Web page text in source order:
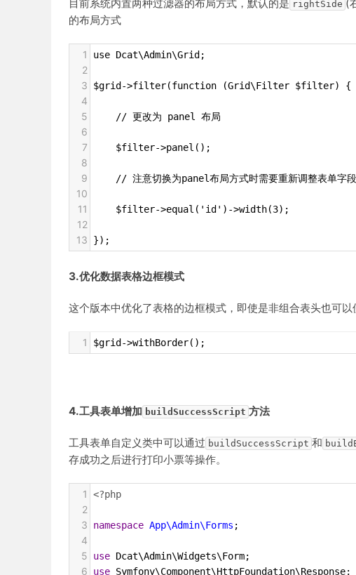
目前系统内置两种过滤器的布局方式，默认的是 rightSide (
的布局方式
1 use Dcat\Admin\Grid;
2
3
$grid->filter(function (Grid\Filter $filter) {
4
5
    // 更改为 panel 布局
6
7
    $filter->panel();
8
9
// 注意切换为panel布局方式时需要重新调整表单字
10
11
    $filter->equal('id')->width(3);
12
13
});
3.优化数据表格边框模式
这个版本中优化了表格的边框模式，即使是非组合表头也可以
1 $grid->withBorder();
4.工具表单增加 buildSuccessScript 方法
工具表单自定义类中可以通过 buildSuccessScript 和
存成功之后进行打印小票等操作。
1 <?php
2
3
namespace App\Admin\Forms ;
4
5
use Dcat\Admin\Widgets\Form;
6 use Symfony\Component\HttpFoundation\Response;